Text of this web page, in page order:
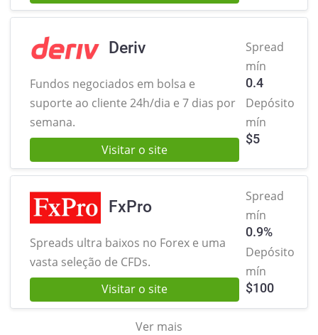
Deriv
Fundos negociados em bolsa e
suporte ao cliente 24h/dia e 7 dias por
semana.
Visitar o site
Spread
mín
0.4
Depósito
mín
$5
FxPro
Spreads ultra baixos no Forex e uma
vasta seleção de CFDs.
Visitar o site
Spread
mín
0.9%
Depósito
mín
$100
Ver mais